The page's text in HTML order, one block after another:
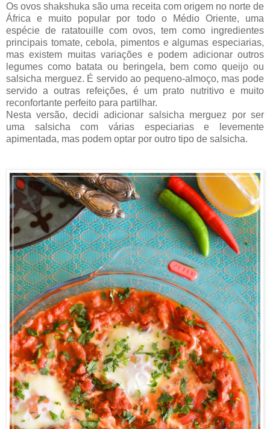
Os ovos shakshuka são uma receita com origem no norte de
África e muito popular por todo o Médio Oriente, uma
espécie de ratatouille com ovos, tem como ingredientes
principais tomate, cebola, pimentos e algumas especiarias,
mas existem muitas variações e podem adicionar outros
legumes como batata ou beringela, bem como queijo ou
salsicha merguez. É servido ao pequeno-almoço, mas pode
servido a outras refeições, é um prato nutritivo e muito
reconfortante perfeito para partilhar.
Nesta versão, decidi adicionar salsicha merguez por ser
uma salsicha com várias especiarias e levemente
apimentada, mas podem optar por outro tipo de salsicha.